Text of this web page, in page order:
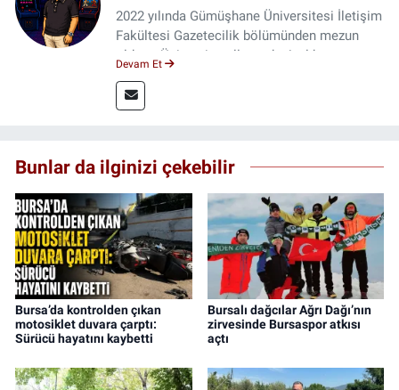
2022 yılında Gümüşhane Üniversitesi İletişim
Fakültesi Gazetecilik bölümünden mezun
oldum. Üniversite yıllarımda 4 yıl boyunca
saha deneyimi kazandım. 2023 yılından beri
Genç Gazete'de okurlarımıza haber
Devam Et
Bunlar da ilginizi çekebilir
Bursa’da kontrolden çıkan
motosiklet duvara çarptı:
Sürücü hayatını kaybetti
Bursalı dağcılar Ağrı Dağı’nın
zirvesinde Bursaspor atkısı
açtı